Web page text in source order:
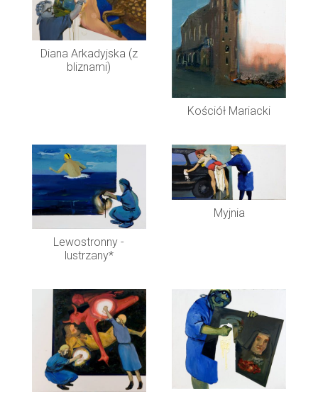
Diana Arkadyjska (z
bliznami)
Kościół Mariacki
Lewostronny -
lustrzany*
Myjnia